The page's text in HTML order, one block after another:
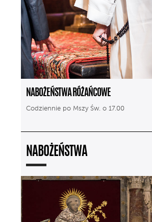
NABOŻEŃSTWA RÓŻAŃCOWE
Codziennie po Mszy Św. o 17.00
NABOŻEŃSTWA